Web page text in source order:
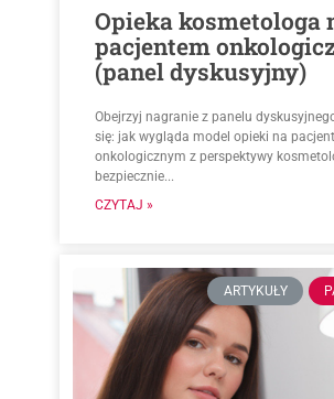
Opieka kosmetologa
pacjentem
(panel dyskusyjny)
Obejrzyj nagranie z panelu
się: jak wygląda model opieki na
onkologicznym z perspektywy
bezpiecznie...
CZYTAJ »
ARTYKUŁY